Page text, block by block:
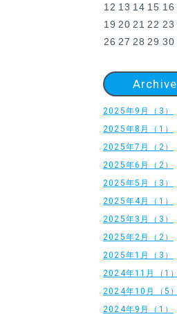
12 13 14 15 16
19 20 21 22 23
26 27 28 29 30
Archive
2025年9月（3）
2025年8月（1）
2025年7月（2）
2025年6月（2）
2025年5月（3）
2025年4月（1）
2025年3月（3）
2025年2月（2）
2025年1月（3）
2024年11月（1）
2024年10月（5）
2024年9月（1）